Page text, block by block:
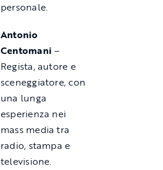
personale.
Antonio
Centomani –
Regista, autore e
sceneggiatore, con
una lunga
esperienza nei
mass media tra
radio, stampa e
televisione.